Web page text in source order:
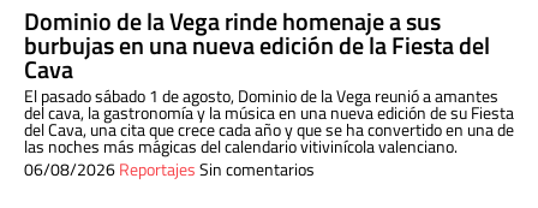
Dominio de la Vega rinde homenaje a sus
burbujas en una nueva edición de la Fiesta del
Cava
El pasado sábado 1 de agosto, Dominio de la Vega reunió a amantes
del cava, la gastronomía y la música en una nueva edición de su Fiesta
del Cava, una cita que crece cada año y que se ha convertido en una de
las noches más mágicas del calendario vitivinícola valenciano.
06/08/2026ReportajesSin comentarios